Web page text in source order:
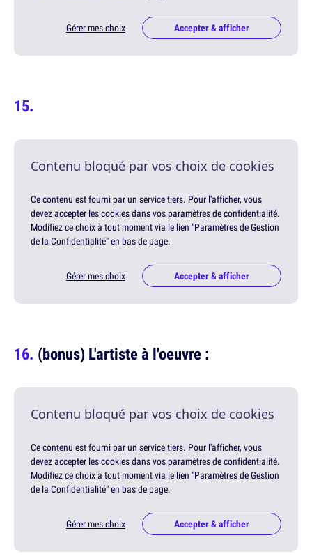
Gérer mes choix Accepter & afficher
Contenu bloqué par vos choix de cookies
Ce contenu est fourni par un service tiers. Pour l'afficher, vous
devez accepter les cookies dans vos paramètres de confidentialité.
Modifiez ce choix à tout moment via le lien "Paramètres de Gestion
de la Confidentialité" en bas de page.
Gérer mes choix Accepter & afficher
(bonus) L'artiste à l'oeuvre :
Contenu bloqué par vos choix de cookies
Ce contenu est fourni par un service tiers. Pour l'afficher, vous
devez accepter les cookies dans vos paramètres de confidentialité.
Modifiez ce choix à tout moment via le lien "Paramètres de Gestion
de la Confidentialité" en bas de page.
Gérer mes choix Accepter & afficher